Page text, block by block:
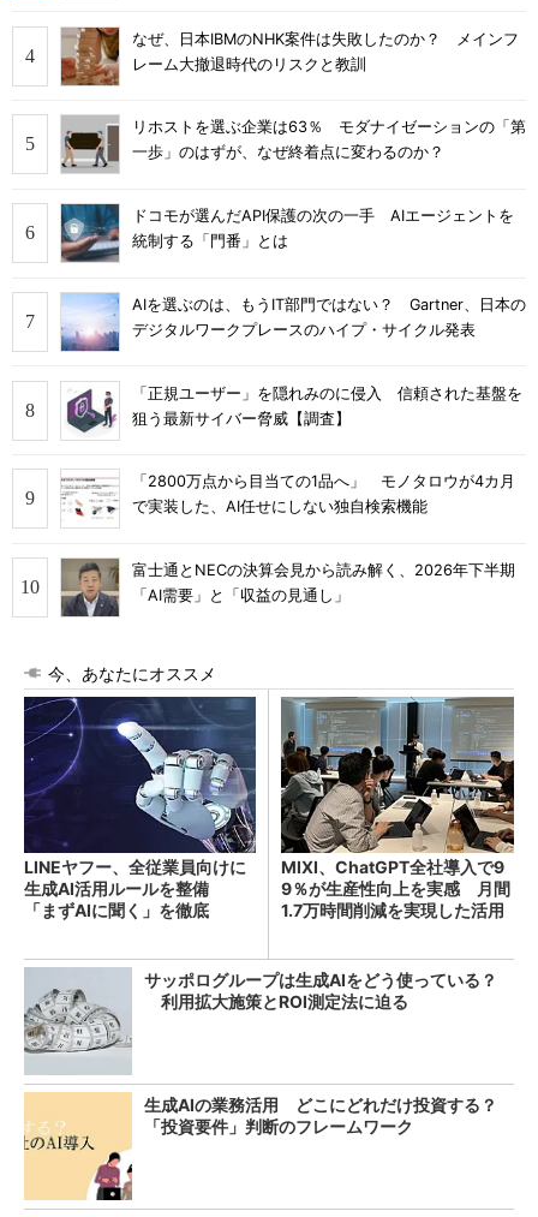
なぜ、日本IBMのNHK案件は失敗したのか？ メインフ
レーム大撤退時代のリスクと教訓
リホストを選ぶ企業は63％ モダナイゼーションの「第
一歩」のはずが、なぜ終着点に変わるのか？
ドコモが選んだAPI保護の次の一手 AIエージェントを
統制する「門番」とは
AIを選ぶのは、もうIT部門ではない？ Gartner、日本の
デジタルワークプレースのハイプ・サイクル発表
「正規ユーザー」を隠れみのに侵入 信頼された基盤を
狙う最新サイバー脅威【調査】
「2800万点から目当ての1品へ」 モノタロウが4カ月
で実装した、AI任せにしない独自検索機能
富士通とNECの決算会見から読み解く、2026年下半期
「AI需要」と「収益の見通し」
今、あなたにオススメ
LINEヤフー、全従業員向けに
生成AI活用ルールを整備
「まずAIに聞く」を徹底
MIXI、ChatGPT全社導入で9
9％が生産性向上を実感 月間
1.7万時間削減を実現した活用
サッポログループは生成AIをどう使っている？
利用拡大施策とROI測定法に迫る
生成AIの業務活用 どこにどれだけ投資する？
「投資要件」判断のフレームワーク